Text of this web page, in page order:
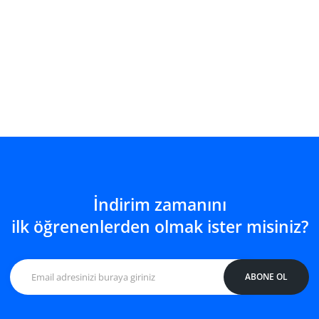
İndirim zamanını
ilk öğrenenlerden olmak ister misiniz?
ABONE OL